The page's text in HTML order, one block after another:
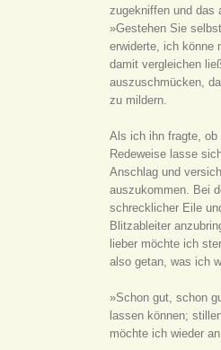
zugekniffen und das
»Gestehen Sie
erwiderte, ich könne
damit vergleichen
auszuschmücken,
zu mildern.
Als ich ihn fragte, ob
Redeweise lasse
Anschlag und
auszukommen. Bei
schrecklicher Eile
Blitzableiter
lieber möchte ich
also getan, was ich
»Schon gut, schon
lassen können;
möchte ich wieder